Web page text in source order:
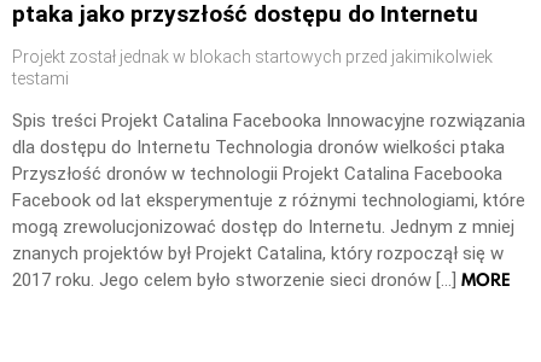
ptaka jako przyszłość dostępu do Internetu
Projekt został jednak w blokach startowych przed jakimikolwiek
testami
Spis treści Projekt Catalina Facebooka Innowacyjne rozwiązania
dla dostępu do Internetu Technologia dronów wielkości ptaka
Przyszłość dronów w technologii Projekt Catalina Facebooka
Facebook od lat eksperymentuje z różnymi technologiami, które
mogą zrewolucjonizować dostęp do Internetu. Jednym z mniej
znanych projektów był Projekt Catalina, który rozpoczął się w
2017 roku. Jego celem było stworzenie sieci dronów […] MORE